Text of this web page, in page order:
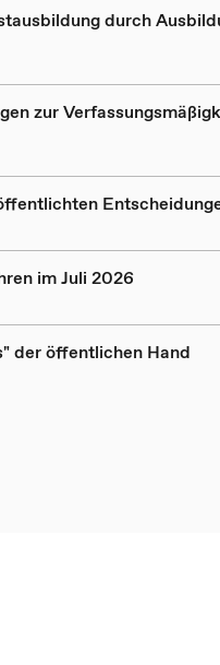
durch
zur
im Juli 2026
der öffentlichen Hand